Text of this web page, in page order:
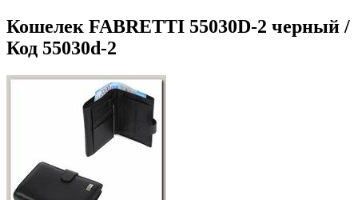
Кошелек FABRETTI 55030D-2 черный /
Код 55030d-2